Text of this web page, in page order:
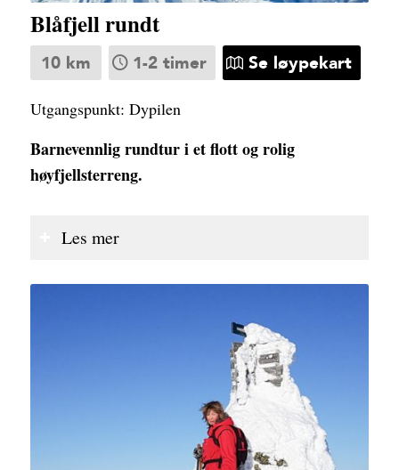
Blåfjell rundt
10 km 1-2 timer Se løypekart
Utgangspunkt: Dypilen
Barnevennlig rundtur i et flott og rolig
høyfjellsterreng.
Les mer